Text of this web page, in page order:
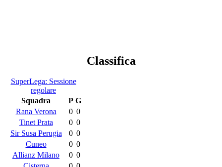
Classifica
SuperLega: Sessione
regolare
Squadra
P G
Rana Verona
0 0
Tinet Prata
0 0
Sir Susa Perugia
0 0
Cuneo
0 0
Allianz Milano
0 0